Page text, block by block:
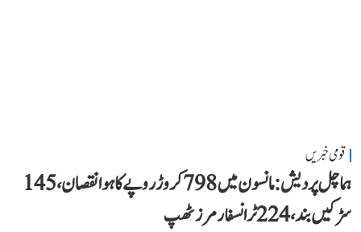
قومی خبریں
ہماچل پردیش: مانسون میں 798 کروڑ روپے کا ہوا نقصان، 145
سڑکیں بند، 224 ٹرانسفارمرز ٹھپ